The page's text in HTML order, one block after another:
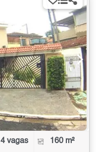
4 vagas 160 m²